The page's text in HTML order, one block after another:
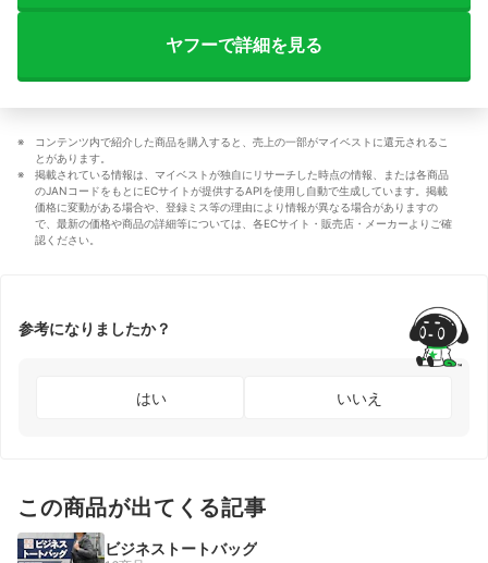
ヤフーで詳細を見る
コンテンツ内で紹介した商品を購入すると、売上の一部がマイベストに還元されるこ
とがあります。
掲載されている情報は、マイベストが独自にリサーチした時点の情報、または各商品
のJANコードをもとにECサイトが提供するAPIを使用し自動で生成しています。掲載
価格に変動がある場合や、登録ミス等の理由により情報が異なる場合がありますの
で、最新の価格や商品の詳細等については、各ECサイト・販売店・メーカーよりご確
認ください。
参考になりましたか？
はい いいえ
この商品が出てくる記事
ビジネストートバッグ